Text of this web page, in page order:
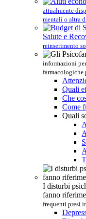
attualmente
mentali o altra
Salute e
reinserimento
informazioni
farmacologiche
Quali
Che
Come
Quali
I disturbi
fanno
frequenti presi